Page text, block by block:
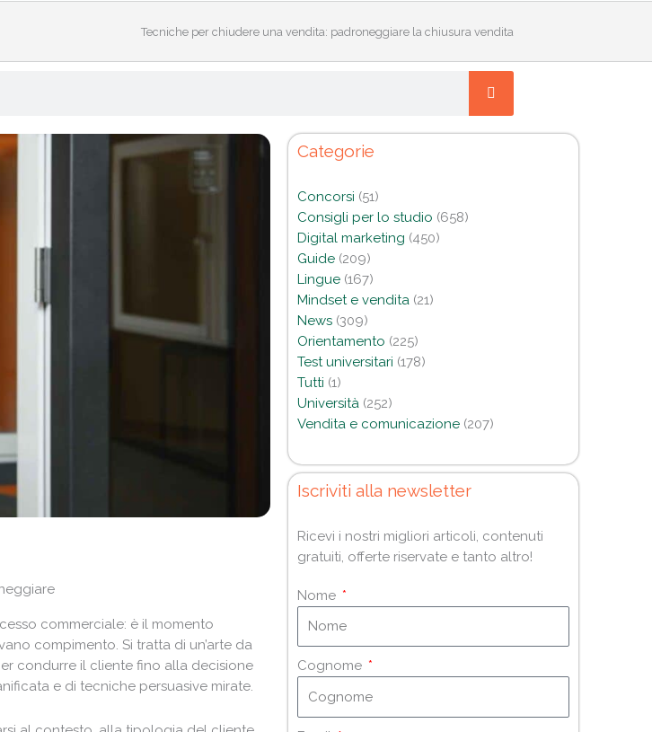
Tecniche per chiudere una vendita: padroneggiare la chiusura vendita
commerciale: è il momento
compimento. Si tratta di un’arte da
condurre il cliente fino alla decisione
e di tecniche persuasive mirate.
Categorie
Concorsi (51)
Consigli per lo studio (658)
Digital marketing (450)
Guide(209)
Lingue(167)
Mindset e vendita(21)
News(309)
Orientamento (225)
Test universitari (178)
Tutti (1)
Università(252)
Vendita e comunicazione(207)
Iscriviti alla newsletter
Ricevi i nostri migliori articoli, contenuti
gratuiti, offerte riservate e tanto altro!
Nome
Cognome